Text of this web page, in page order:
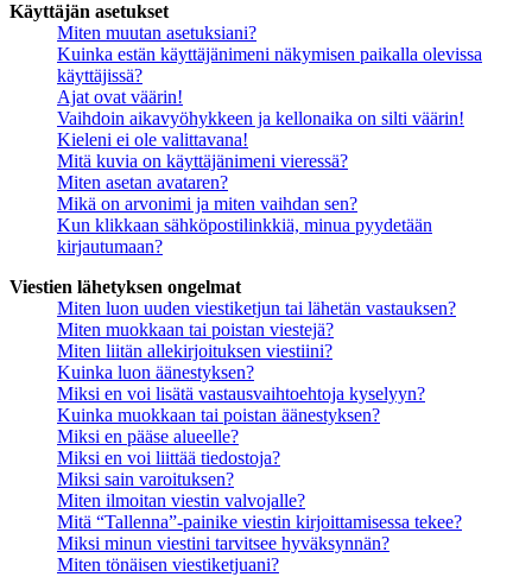
Käyttäjän asetukset
Miten muutan asetuksiani?
Kuinka estän käyttäjänimeni näkymisen paikalla olevissa
käyttäjissä?
Ajat ovat väärin!
Vaihdoin aikavyöhykkeen ja kellonaika on silti väärin!
Kieleni ei ole valittavana!
Mitä kuvia on käyttäjänimeni vieressä?
Miten asetan avataren?
Mikä on arvonimi ja miten vaihdan sen?
Kun klikkaan sähköpostilinkkiä, minua pyydetään
kirjautumaan?
Viestien lähetyksen ongelmat
Miten luon uuden viestiketjun tai lähetän vastauksen?
Miten muokkaan tai poistan viestejä?
Miten liitän allekirjoituksen viestiini?
Kuinka luon äänestyksen?
Miksi en voi lisätä vastausvaihtoehtoja kyselyyn?
Kuinka muokkaan tai poistan äänestyksen?
Miksi en pääse alueelle?
Miksi en voi liittää tiedostoja?
Miksi sain varoituksen?
Miten ilmoitan viestin valvojalle?
Mitä “Tallenna”-painike viestin kirjoittamisessa tekee?
Miksi minun viestini tarvitsee hyväksynnän?
Miten tönäisen viestiketjuani?